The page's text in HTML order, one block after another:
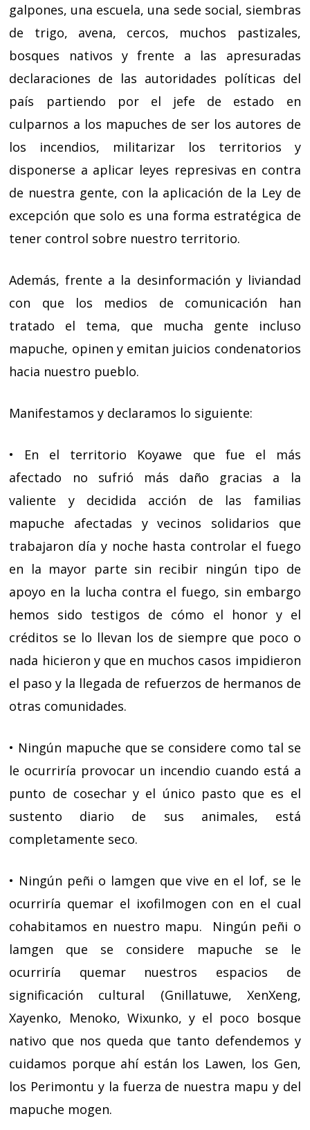
galpones, una escuela, una sede social, siembras
de trigo, avena, cercos, muchos pastizales,
bosques nativos y frente a las apresuradas
declaraciones de las autoridades políticas del
país partiendo por el jefe de estado en
culparnos a los mapuches de ser los autores de
los incendios, militarizar los territorios y
disponerse a aplicar leyes represivas en contra
de nuestra gente, con la aplicación de la Ley de
excepción que solo es una forma estratégica de
tener control sobre nuestro territorio.
Además, frente a la desinformación y liviandad
con que los medios de comunicación han
tratado el tema, que mucha gente incluso
mapuche, opinen y emitan juicios condenatorios
hacia nuestro pueblo.
Manifestamos y declaramos lo siguiente:
• En el territorio Koyawe que fue el más
afectado no sufrió más daño gracias a la
valiente y decidida acción de las familias
mapuche afectadas y vecinos solidarios que
trabajaron día y noche hasta controlar el fuego
en la mayor parte sin recibir ningún tipo de
apoyo en la lucha contra el fuego, sin embargo
hemos sido testigos de cómo el honor y el
créditos se lo llevan los de siempre que poco o
nada hicieron y que en muchos casos impidieron
el paso y la llegada de refuerzos de hermanos de
otras comunidades.
• Ningún mapuche que se considere como tal se
le ocurriría provocar un incendio cuando está a
punto de cosechar y el único pasto que es el
sustento diario de sus animales, está
completamente seco.
• Ningún peñi o lamgen que vive en el lof, se le
ocurriría quemar el ixofilmogen con en el cual
cohabitamos en nuestro mapu. Ningún peñi o
lamgen que se considere mapuche se le
ocurriría quemar nuestros espacios de
significación cultural (Gnillatuwe, XenXeng,
Xayenko, Menoko, Wixunko, y el poco bosque
nativo que nos queda que tanto defendemos y
cuidamos porque ahí están los Lawen, los Gen,
los Perimontu y la fuerza de nuestra mapu y del
mapuche mogen.